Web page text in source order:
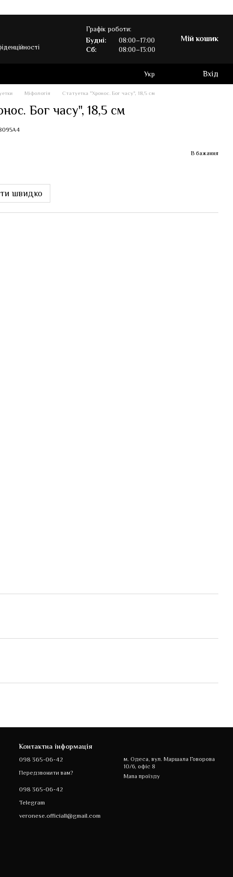
Графік роботи:
Будні:
08:00–17:00
Сб:
08:00–13:00
Мій кошик
Укр Вхід
Міфологія Статуетка "Хронос. Бог часу", 18,5 см
Бог часу", 18,5 см
В бажання
швидко
Контактна інформація
098 365-06-42
Передзвонити вам?
098 365-06-42
Telegram
veronese.officiall@gmail.com
м. Одеса, вул. Маршала Говорова
10/6, офіс 8
Мапа проїзду